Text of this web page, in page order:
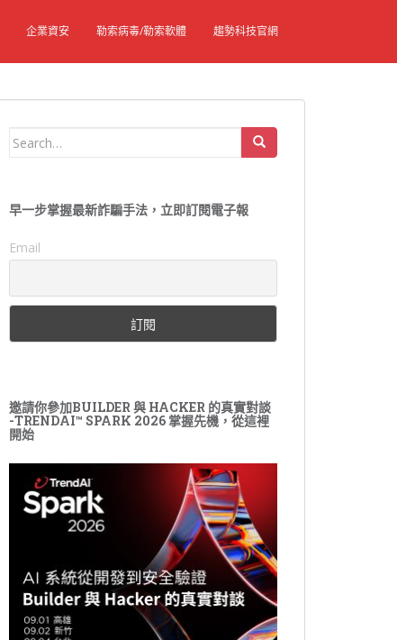
企業資安 勒索病毒/勒索軟體 趨勢科技官網
Search
早一步掌握最新詐騙手法，立即訂閱電子報
Email
邀請你參加BUILDER 與 HACKER 的真實對談
-TRENDAI™ SPARK 2026 掌握先機，從這裡
開始